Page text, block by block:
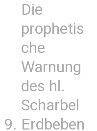
Die
prophetis
che
Warnung
des hl.
Scharbel
Erdbeben